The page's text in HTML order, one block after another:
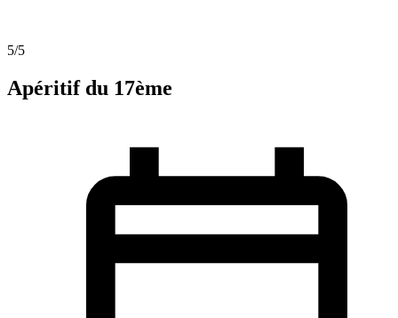
5/5
Apéritif du 17ème